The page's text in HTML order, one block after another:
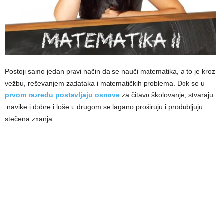
Postoji samo jedan pravi način da se nauči matematika, a to je kroz
vežbu, reševanjem zadataka i matematičkih problema. Dok se u
prvom razredu postavljaju osnove za čitavo školovanje, stvaraju
navike i dobre i loše u drugom se lagano proširuju i produbljuju
stečena znanja.